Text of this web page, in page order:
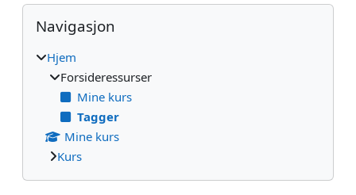
Blokker
Hopp over Navigasjon
Navigasjon
Hjem
Forsideressurser
Mine kurs
Tagger
Mine kurs
Kurs